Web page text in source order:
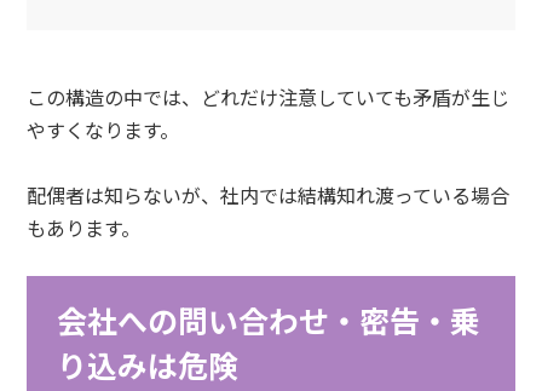
この構造の中では、どれだけ注意していても矛盾が生じ
やすくなります。
配偶者は知らないが、社内では結構知れ渡っている場合
もあります。
会社への問い合わせ・密告・乗
り込みは危険